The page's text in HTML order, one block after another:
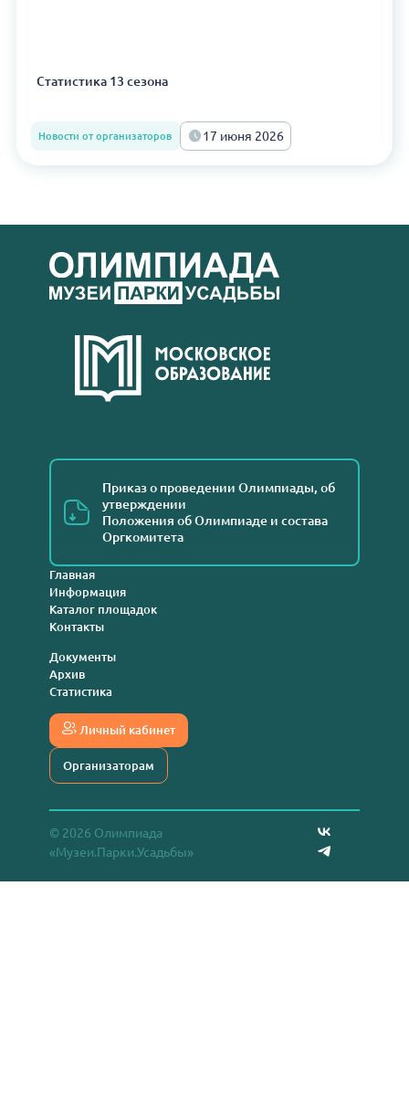
Статистика 13 сезона
Новости от организаторов 17 июня 2026
Приказ о проведении Олимпиады, об
утверждении
Положения об Олимпиаде и состава
Оргкомитета
Главная
Информация
Каталог площадок
Контакты
Документы
Архив
Статистика
Личный кабинет
Организаторам
© 2026 Олимпиада
«Музеи.Парки.Усадьбы»